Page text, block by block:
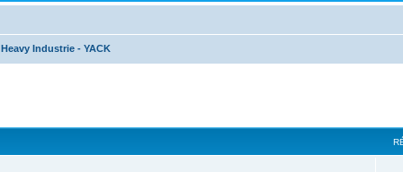
Industrie - YACK